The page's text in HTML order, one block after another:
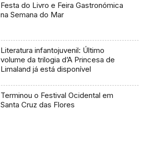
Festa do Livro e Feira Gastronómica
na Semana do Mar
Literatura infantojuvenil: Último
volume da trilogia d’A Princesa de
Limaland já está disponível
Terminou o Festival Ocidental em
Santa Cruz das Flores